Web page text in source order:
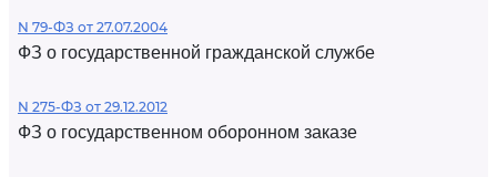
N 79-ФЗ от 27.07.2004
ФЗ о государственной гражданской службе
N 275-ФЗ от 29.12.2012
ФЗ о государственном оборонном заказе